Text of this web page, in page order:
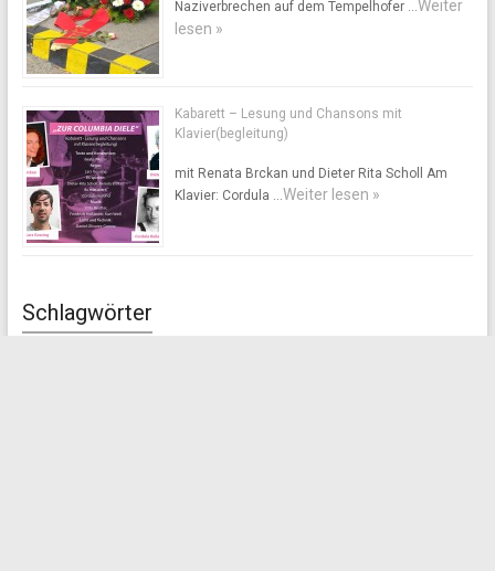
Naziverbrechen auf dem Tempelhofer …Weiter
lesen »
Kabarett – Lesung und Chansons mit
Klavier(begleitung)
mit Renata Brckan und Dieter Rita Scholl Am
Klavier: Cordula …Weiter lesen »
Schlagwörter